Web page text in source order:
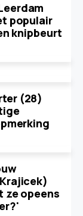
populair
knipbeurt
(28)
ze opeens